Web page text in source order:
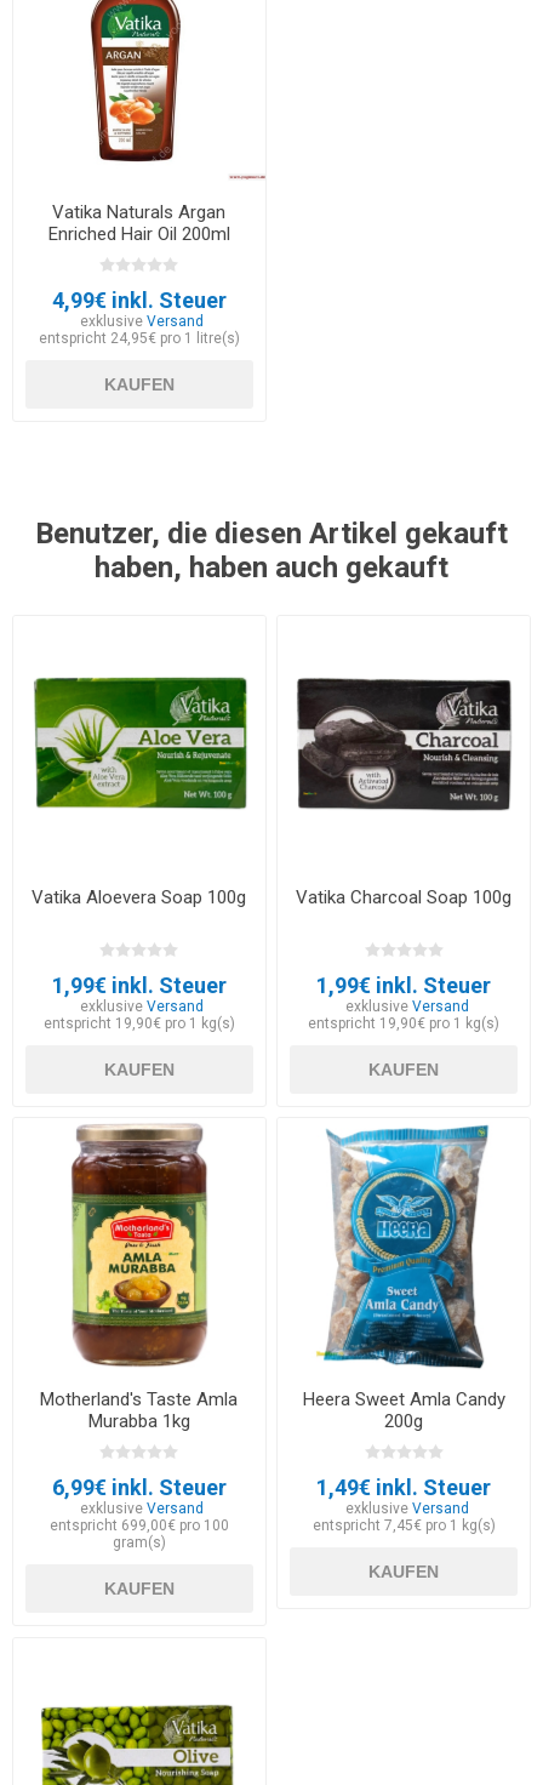
Vatika Naturals Argan
Enriched Hair Oil 200ml
4,99€ inkl. Steuer
exklusiveVersand
entspricht 24,95€ pro 1 litre(s)
KAUFEN
Benutzer, die diesen Artikel gekauft
haben, haben auch gekauft
Vatika Aloevera Soap 100g
1,99€ inkl. Steuer
exklusiveVersand
entspricht 19,90€ pro 1 kg(s)
KAUFEN
Vatika Charcoal Soap 100g
1,99€ inkl. Steuer
exklusive Versand
entspricht 19,90€ pro 1 kg(s)
KAUFEN
Motherland's Taste Amla
Murabba 1kg
6,99€ inkl. Steuer
exklusiveVersand
entspricht 699,00€ pro 100
gram(s)
KAUFEN
Heera Sweet Amla Candy
200g
1,49€ inkl. Steuer
exklusive Versand
entspricht 7,45€ pro 1 kg(s)
KAUFEN